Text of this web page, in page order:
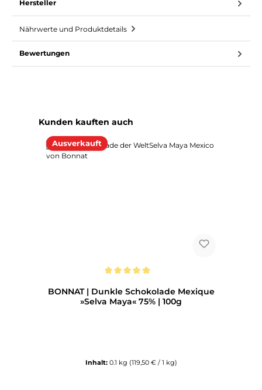
Hersteller
Nährwerte und Produktdetails
Bewertungen
Produktgalerie überspringen
Kunden kauften auch
Ausverkauft
BONNAT | Dunkle Schokolade Mexique
»Selva Maya« 75% | 100g
Inhalt: 0.1 kg (119,50 € / 1 kg)